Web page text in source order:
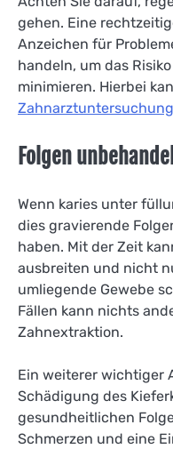
gehen. Eine
Anzeichen für
handeln, um das
minimieren. Hierbei
Zahnarztuntersuchung
Folgen
Wenn karies unter
dies gravierende
haben. Mit der Zeit
ausbreiten und nicht
umliegende Gewebe
Fällen kann nichts
Zahnextraktion.
Ein weiterer wichtiger
Schädigung des
gesundheitlichen
Schmerzen und eine